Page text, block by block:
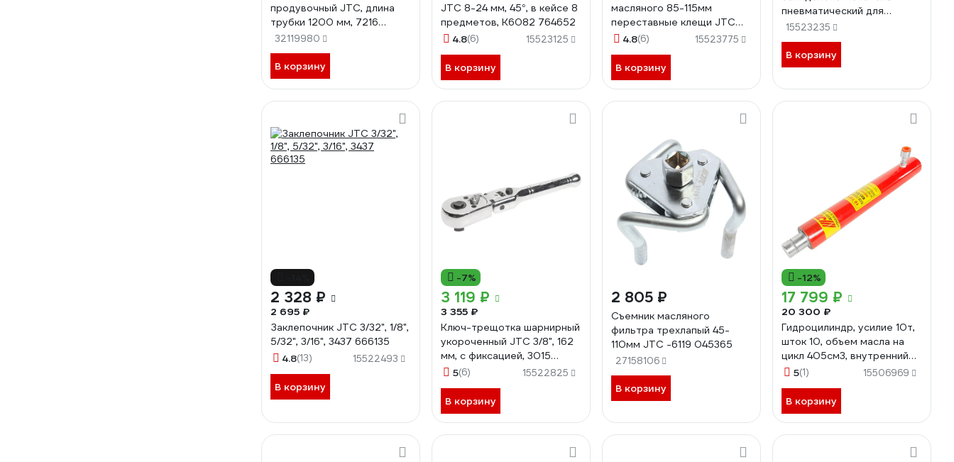
продувочный JTC, длина
трубки 1200 мм, 7216
610495
32119980
В корзину
JTC 8-24 мм, 45°, в кейсе 8
предметов, K6082 764652
4.8(6) 15523125
В корзину
масляного 85-115мм
переставные клещи JTC
-1602 682657
4.8(6) 15523775
В корзину
пневматический для
емкости 200л, 30г/ход,
шланг 6м JTC -4254 754451
15523235
В корзину
2 328 ₽
2 695 ₽
Заклепочник JTC 3/32", 1/8",
5/32", 3/16", 3437 666135
4.8(13) 15522493
В корзину
-7%
3 119 ₽
3 355 ₽
Ключ-трещотка шарнирный
укороченный JTC 3/8", 162
мм, с фиксацией, 3015
726503
5(6) 15522825
В корзину
2 805 ₽
Съемник масляного
фильтра трехлапый 45-
110мм JTC -6119 045365
27158106
В корзину
-12%
17 799 ₽
20 300 ₽
Гидроцилиндр, усилие 10т,
шток 10, объем масла на
цикл 405см3, внутренний
диаметр 45мм JTC -RC1010
5(1) 15506969
В корзину